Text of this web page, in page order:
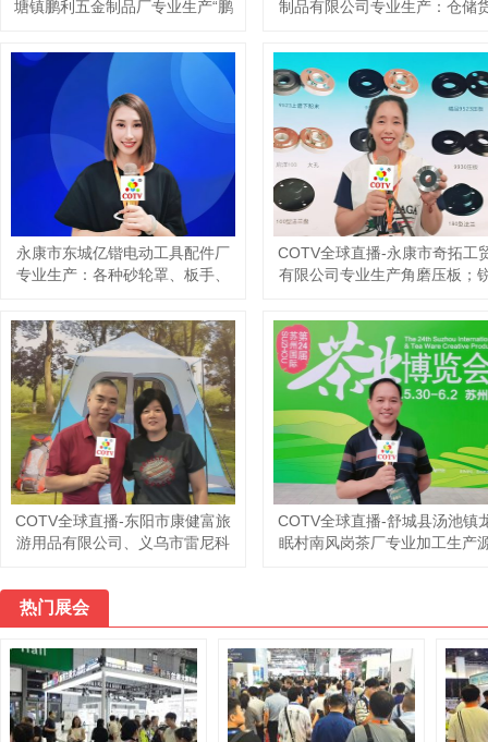
有限公司专业生产:钢木茶几、套
电脑桌、移动茶台等休闲及户外
家具产品，欢迎大家光临！
达日用粘胶制品厂专业生产:杀
饵剂、胶饵、白蚁药、红义蚁
药、粘鼠板粘鼠纸、蟑螂屋、
鼠笼、粘虫板、捕虫灯、太阳
杀虫灯，欢迎大家光临！
COTV全球直播-安吉柏宇家居科
技有限公司专业生产：PE凉感滕
心制造、款式多样，现货供应并
承接来样定制及内外贸订单业
务，深得客户口碑，欢迎大家光
临！
COTV全球直播-强军电气有限
司专业生产JR36、JR20、
产品，销售黄精酒、黄精茶、
画作品，欢迎大家光临！
COTV全球直播-杭州富阳淼鑫工
艺品厂专业设计生产：茶桌、补
饰、实木创意家具以及系列家居
产品，工艺独特、匠心独具，欢
迎大家光临！
COTV全球直播-霸州慧泓钢木
具厂专业生产：边几、茶几、
个性化定制及内外贸订单业务
欢迎大家光临！
热门展会